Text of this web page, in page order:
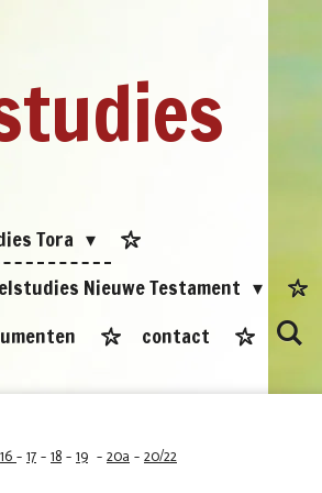
Tora
Nieuwe Testament
contact
16 - 17 - 18 - 19 - 20a - 20/22